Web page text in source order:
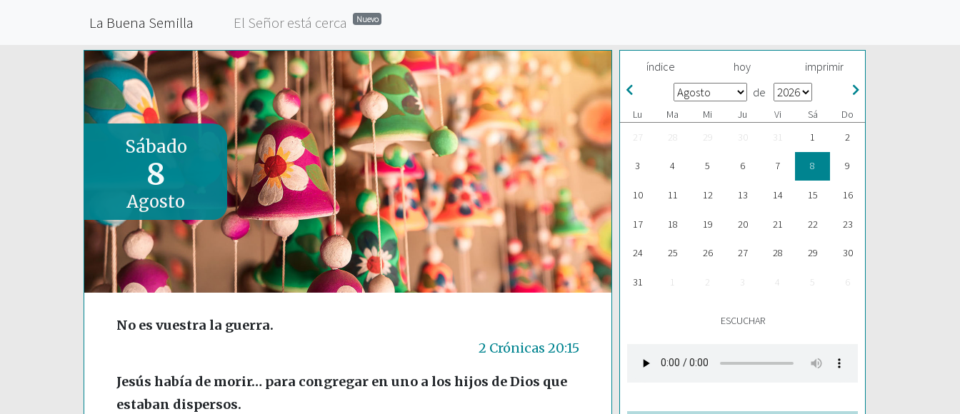
La Buena Semilla El Señor está cerca Nuevo
Sábado
8
Agosto
No es vuestra la guerra.
2 Crónicas 20:15
Jesús había de morir… para congregar en uno a los hijos de Dios que
estaban dispersos.
índice hoy imprimir
de
Lu Ma Mi Ju Vi Sá
Do
27
28 29 30 31 1 2
3 4 5 6 7 8 9
10 11 12 13 14 15 16
17 18 19 20 21 22 23
24 25 26 27 28 29 30
31 1 2 3 4 5 6
ESCUCHAR